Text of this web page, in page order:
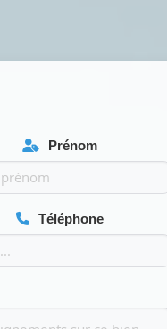
Prénom
Téléphone